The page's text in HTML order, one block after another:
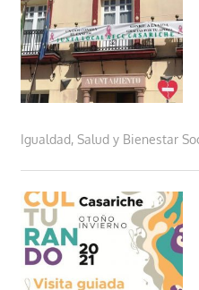
Igualdad, Salud y Bienestar